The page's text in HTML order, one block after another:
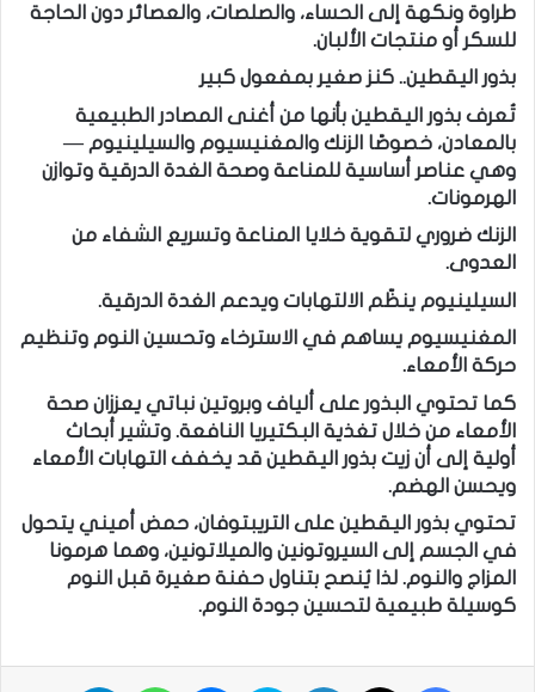
طراوة ونكهة إلى الحساء، والصلصات، والعصائر دون الحاجة
للسكر أو منتجات الألبان.
بذور اليقطين.. كنز صغير بمفعول كبير
تُعرف بذور اليقطين بأنها من أغنى المصادر الطبيعية
بالمعادن، خصوصًا الزنك والمغنيسيوم والسيلينيوم —
وهي عناصر أساسية للمناعة وصحة الغدة الدرقية وتوازن
الهرمونات.
الزنك ضروري لتقوية خلايا المناعة وتسريع الشفاء من
العدوى.
السيلينيوم ينظّم الالتهابات ويدعم الغدة الدرقية.
المغنيسيوم يساهم في الاسترخاء وتحسين النوم وتنظيم
حركة الأمعاء.
كما تحتوي البذور على ألياف وبروتين نباتي يعززان صحة
الأمعاء من خلال تغذية البكتيريا النافعة. وتشير أبحاث
أولية إلى أن زيت بذور اليقطين قد يخفف التهابات الأمعاء
ويحسن الهضم.
تحتوي بذور اليقطين على التريبتوفان، حمض أميني يتحول
في الجسم إلى السيروتونين والميلاتونين، وهما هرمونا
المزاج والنوم. لذا يُنصح بتناول حفنة صغيرة قبل النوم
كوسيلة طبيعية لتحسين جودة النوم.